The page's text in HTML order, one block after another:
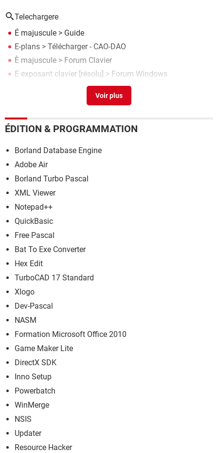
Telechargere
É majuscule > Guide
E-plans > Télécharger - CAO-DAO
È majuscule > Forum Clavier
E exposant clavier [résolu] > Forum Windows
[résolu] >Forum Mail
ÉDITION & PROGRAMMATION
Borland Database Engine
Adobe Air
Borland Turbo Pascal
XML Viewer
Notepad++
QuickBasic
Free Pascal
Bat To Exe Converter
Hex Edit
TurboCAD 17 Standard
Xlogo
Dev-Pascal
NASM
Formation Microsoft Office 2010
Game Maker Lite
DirectX SDK
Inno Setup
Powerbatch
WinMerge
NSIS
Updater
Resource Hacker